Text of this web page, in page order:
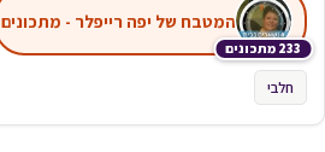
233 מתכונים
המטבח של יפה רייפלר - מתכונים
חלבי